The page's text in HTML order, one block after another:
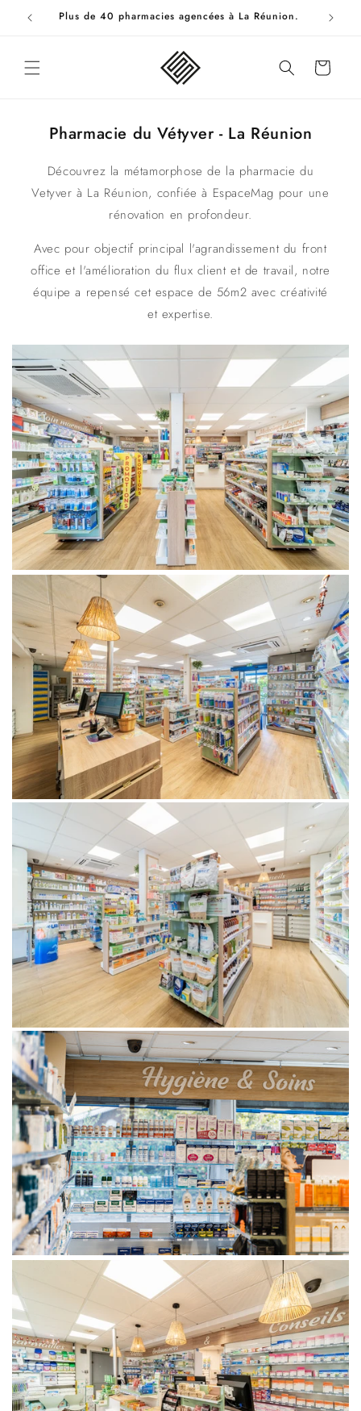
passerPlus de 40 pharmacies agencées à La Réunion.
Panier
Pharmacie du Vétyver - La Réunion
Découvrez la métamorphose de la pharmacie du
Vetyver à La Réunion, confiée à EspaceMag pour une
rénovation en profondeur.
Avec pour objectif principal l'agrandissement du front
office et l'amélioration du flux client et de travail, notre
équipe a repensé cet espace de 56m2 avec créativité
et expertise.